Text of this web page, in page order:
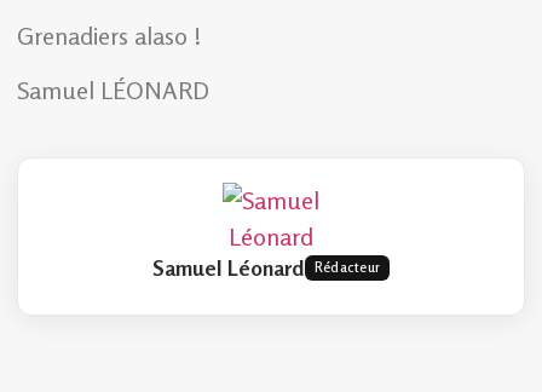
Grenadiers alaso !
Samuel LÉONARD
Samuel Léonard Rédacteur